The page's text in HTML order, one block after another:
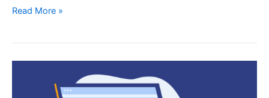
Read More »